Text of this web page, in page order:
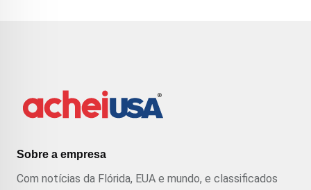
Sobre a empresa
Com notícias da Flórida, EUA e mundo, e classificados